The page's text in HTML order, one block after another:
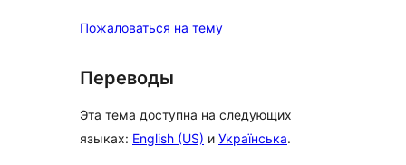
Пожаловаться на тему
Переводы
Эта тема доступна на следующих
языках: English (US) и Українська.